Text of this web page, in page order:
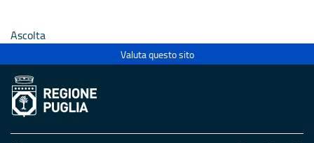
Ascolta
Valuta questo sito